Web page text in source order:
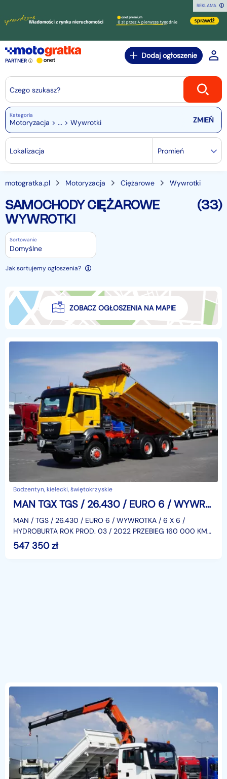
REKLAMA
PARTNER
Dodaj ogłoszenie
Czego szukasz?
Kategoria
Motoryzacja > ... > Wywrotki
Lokalizacja Promień
motogratka.pl Motoryzacja Ciężarowe Wywrotki
SAMOCHODY CIĘŻAROWE
WYWROTKI
(33)
Sortowanie
Domyślne
Jak sortujemy ogłoszenia?
ZOBACZ OGŁOSZENIA NA MAPIE
Bodzentyn, kielecki, świętokrzyskie
MAN TGX TGS / 26.430 / EURO 6 / WYWROTKA / 6 X 6 / HYDROBURTA
MAN / TGS / 26.430 / EURO 6 / WYWROTKA / 6 X 6 /
HYDROBURTA ROK PROD. 03 / 2022 PRZEBIEG 160 000 KM
NR VIN. WMA70EZZ2NM902228 WEBASTO, KLIMA, ABS, LEDY
- PRZÓD
547 350zł